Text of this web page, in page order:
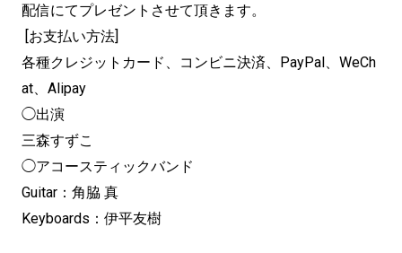
配信にてプレゼントさせて頂きます。
[お支払い方法]
各種クレジットカード、コンビニ決済、PayPal、WeCh
at、Alipay
◯出演
三森すずこ
◯アコースティックバンド
Guitar：角脇 真
Keyboards：伊平友樹